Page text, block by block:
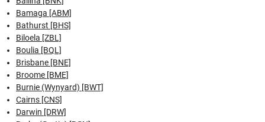
Bamaga [ABM]
Bathurst [BHS]
Biloela [ZBL]
Boulia [BQL]
Brisbane [BNE]
Broome [BME]
Burnie (Wynyard) [BWT]
Cairns [CNS]
Darwin [DRW]